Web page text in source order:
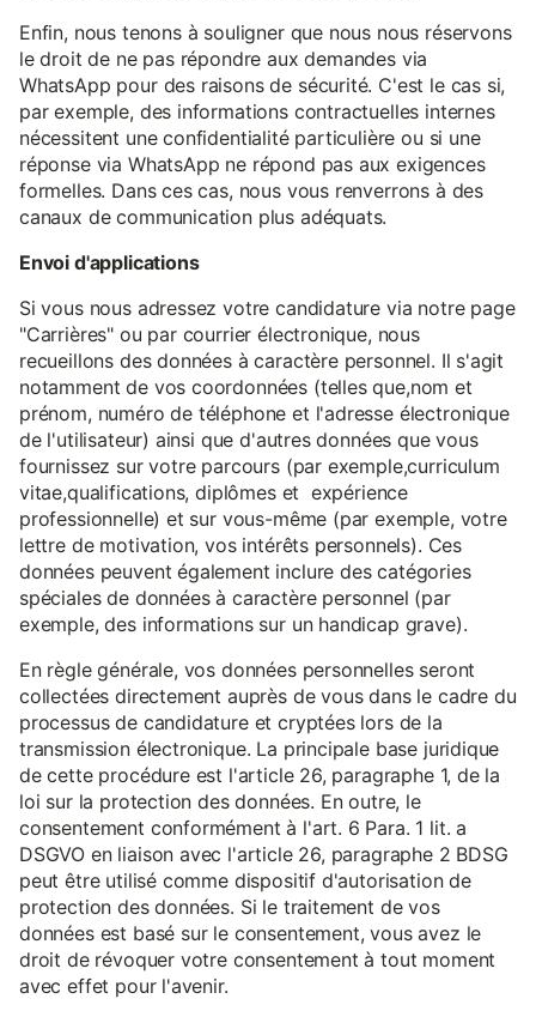
Enfin, nous tenons à souligner que nous nous réservons
le droit de ne pas répondre aux demandes via
WhatsApp pour des raisons de sécurité. C'est le cas si,
par exemple, des informations contractuelles internes
nécessitent une confidentialité particulière ou si une
réponse via WhatsApp ne répond pas aux exigences
formelles. Dans ces cas, nous vous renverrons à des
canaux de communication plus adéquats.
Envoi d'applications
Si vous nous adressez votre candidature via notre page
"Carrières" ou par courrier électronique, nous
recueillons des données à caractère personnel. Il s'agit
notamment de vos coordonnées (telles que,nom et
prénom, numéro de téléphone et l'adresse électronique
de l'utilisateur) ainsi que d'autres données que vous
fournissez sur votre parcours (par exemple,curriculum
vitae,qualifications, diplômes et expérience
professionnelle) et sur vous-même (par exemple, votre
lettre de motivation, vos intérêts personnels). Ces
données peuvent également inclure des catégories
spéciales de données à caractère personnel (par
exemple, des informations sur un handicap grave).
En règle générale, vos données personnelles seront
collectées directement auprès de vous dans le cadre du
processus de candidature et cryptées lors de la
transmission électronique. La principale base juridique
de cette procédure est l'article 26, paragraphe 1, de la
loi sur la protection des données. En outre, le
consentement conformément à l'art. 6 Para. 1 lit. a
DSGVO en liaison avec l'article 26, paragraphe 2 BDSG
peut être utilisé comme dispositif d'autorisation de
protection des données. Si le traitement de vos
données est basé sur le consentement, vous avez le
droit de révoquer votre consentement à tout moment
avec effet pour l'avenir.